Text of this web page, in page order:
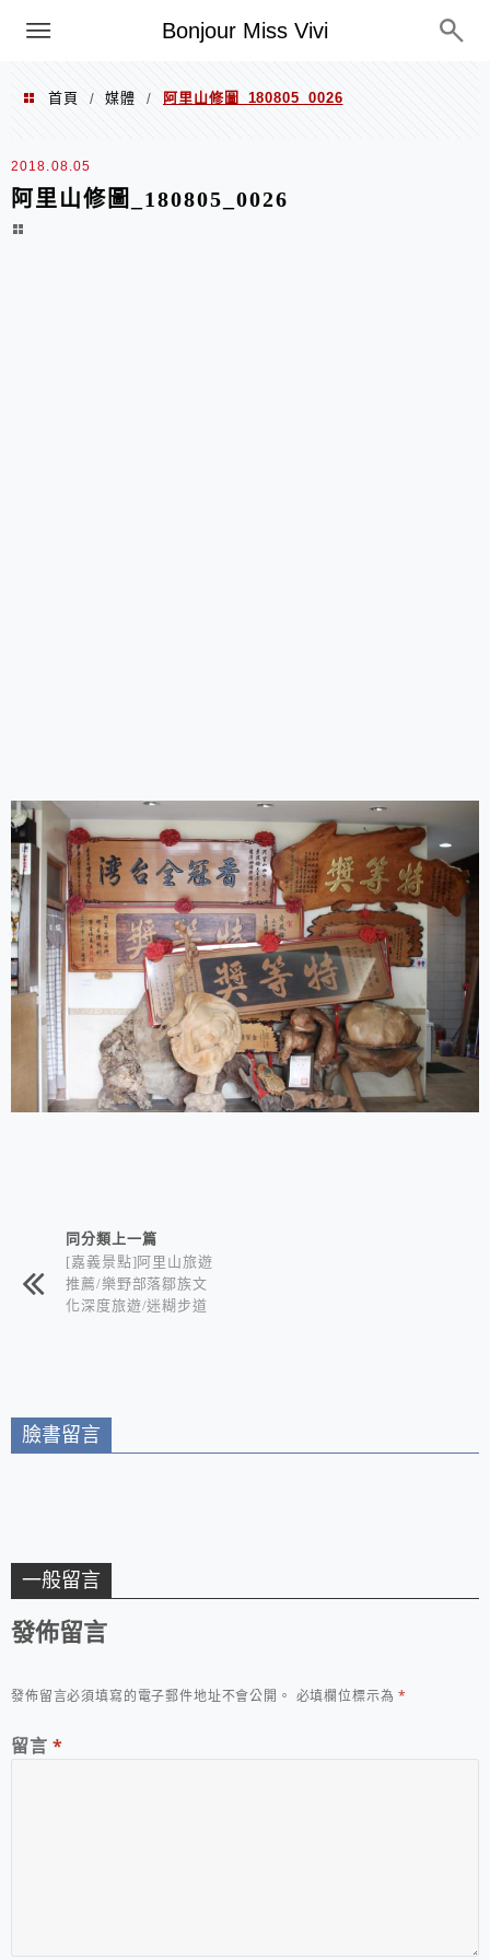
Bonjour Miss Vivi
選單
首頁 / 媒體 / 阿里山修圖_180805_0026
2018.08.05
阿里山修圖_180805_0026
相連文章同分類上一篇
[嘉義景點]阿里山旅遊
推薦/樂野部落鄒族文
化深度旅遊/迷糊步道
臉書留言
一般留言
發佈留言
發佈留言必須填寫的電子郵件地址不會公開。 必填欄位標示為*
留言 *